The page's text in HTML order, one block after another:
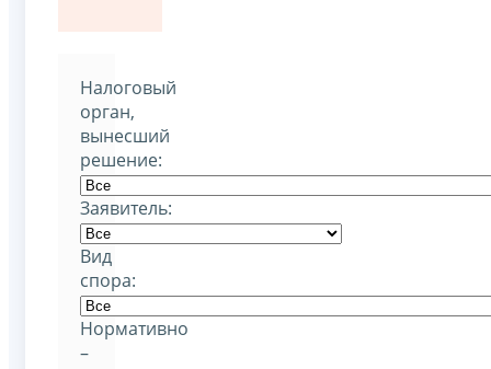
Налоговый
орган,
вынесший
решение:
Заявитель:
Вид
спора:
Нормативно
–